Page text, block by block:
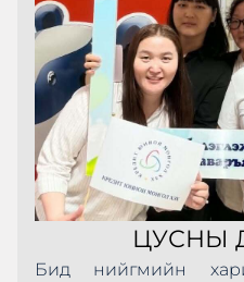
ЦУСНЫ
Бид нийгмийн